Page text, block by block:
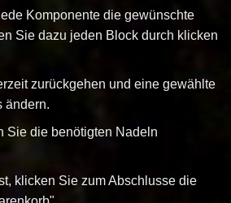
Komponente die gewünschte
Sie dazu jeden Block durch klicken
zurückgehen und eine gewählte
ändern.
Sie die benötigten Nadeln
klicken Sie zum Abschlusse die